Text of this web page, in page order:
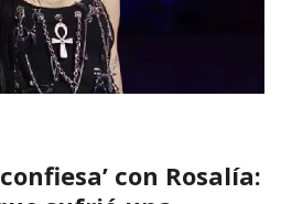
con Rosalía: